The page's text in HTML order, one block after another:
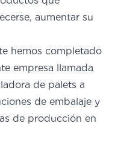
aumentar su
hemos completado
empresa llamada
de palets a
de embalaje y
de producción en